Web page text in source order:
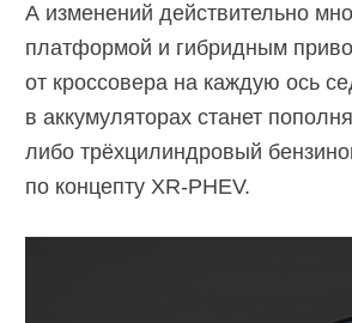
А изменений действительно
платформой и гибридным
от кроссовера на каждую ось
в аккумуляторах станет
либо трёхцилиндровый
по концепту XR-PHEV.